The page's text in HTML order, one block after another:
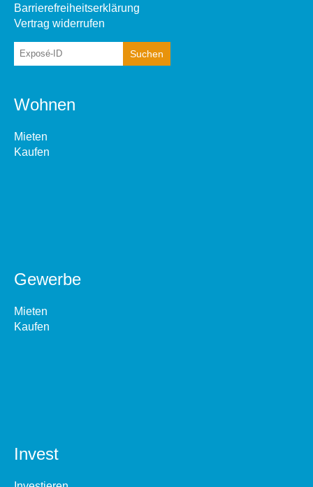
Barrierefreiheitserklärung
Vertrag widerrufen
Wohnen
Mieten
Kaufen
Gewerbe
Mieten
Kaufen
Invest